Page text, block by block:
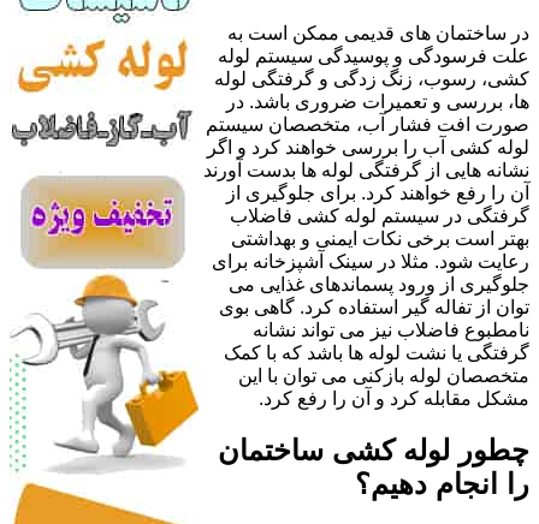
در ساختمان های قدیمی ممکن است به
علت فرسودگی و پوسیدگی سیستم لوله
کشی، رسوب، زنگ زدگی و گرفتگی لوله
ها، بررسی و تعمیرات ضروری باشد. در
صورت افت فشار آب، متخصصان سیستم
لوله کشی آب را بررسی خواهند کرد و اگر
نشانه هایی از گرفتگی لوله ها بدست آورند
آن را رفع خواهند کرد. برای جلوگیری از
گرفتگی در سیستم لوله کشی فاضلاب
بهتر است برخی نکات ایمنی و بهداشتی
رعایت شود. مثلا در سینک آشپزخانه برای
جلوگیری از ورود پسماندهای غذایی می
توان از تفاله گیر استفاده کرد. گاهی بوی
نامطبوع فاضلاب نیز می تواند نشانه
گرفتگی یا نشت لوله ها باشد که با کمک
متخصصان لوله بازکنی می توان با این
مشکل مقابله کرد و آن را رفع کرد.
چطور لوله کشی ساختمان
را انجام دهیم؟